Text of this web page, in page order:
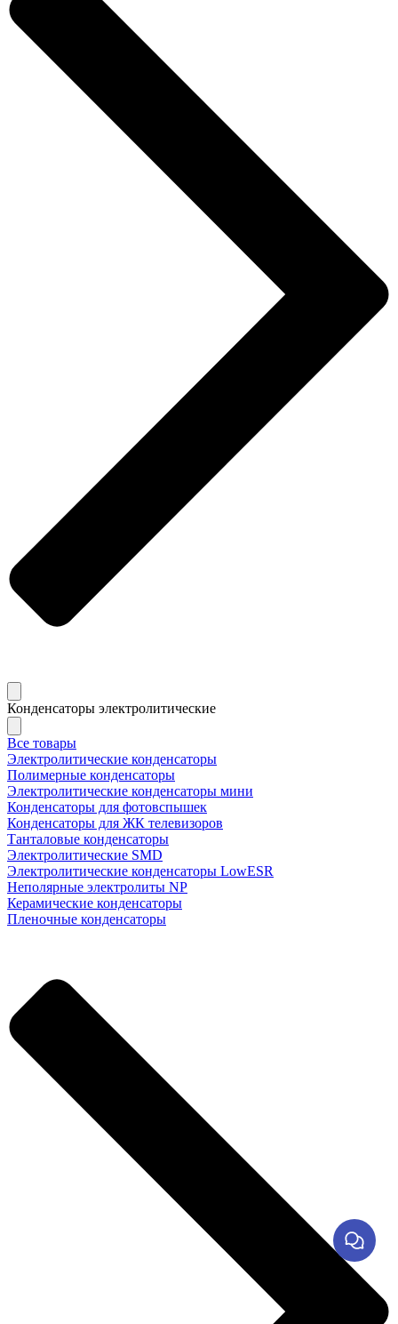
Конденсаторы электролитические
Все товары
Электролитические конденсаторы
Полимерные конденсаторы
Электролитические конденсаторы мини
Конденсаторы для фотовспышек
Конденсаторы для ЖК телевизоров
Танталовые конденсаторы
Электролитические SMD
Электролитические конденсаторы LowESR
Неполярные электролиты NP
Керамические конденсаторы
Пленочные конденсаторы